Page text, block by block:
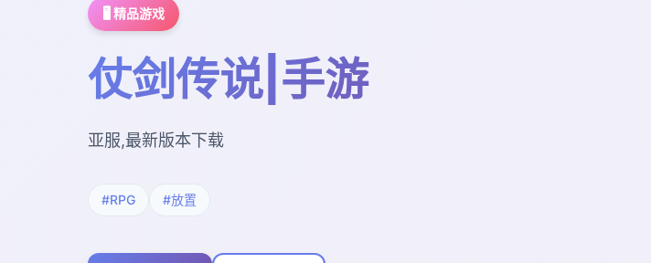
🖥️ 精品游戏
仗剑传说|手游
亚服,最新版本下载
#RPG #放置